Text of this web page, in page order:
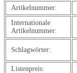
Artikelnummer:
Internationale
Artikelnummer:
Schlagwörter:
Listenpreis: